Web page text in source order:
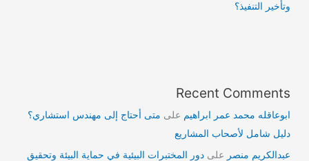
وتأخير التنفيذ؟
Recent Comments
ابوعاقله محمد عمر ابراهيم على متى أحتاج إلى مهندس استشاري؟
دليل شامل لأصحاب المشاريع
عبدالكريم منصر علىدور المختبرات البيئية في حماية البيئة وتحقيق